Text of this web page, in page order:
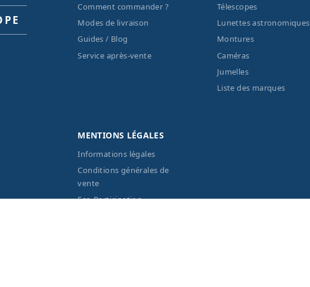
Comment commander ?
Modes de livraison
Guides / Blog
Service après-vente
Télescopes
Lunettes astronomiques
Montures
Caméras
Jumelles
Liste des marques
MENTIONS LÉGALES
Informations légales
Conditions générales de
vente
Eco-Participation